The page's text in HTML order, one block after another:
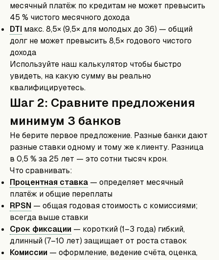
месячный платёж по кредитам не может превысить
45 % чистого месячного дохода
DTI макс. 8,5× (9,5× для молодых до 36) — общий
долг не может превысить 8,5× годового чистого
дохода
Используйте наш калькулятор чтобы быстро
увидеть, на какую сумму вы реально
квалифицируетесь.
Шаг 2: Сравните предложения
минимум 3 банков
Не берите первое предложение. Разные банки дают
разные ставки одному и тому же клиенту. Разница
в 0,5 % за 25 лет — это сотни тысяч крон.
Что сравнивать:
Процентная ставка — определяет месячный
платёж и общие переплаты
RPSN — общая годовая стоимость с комиссиями;
всегда выше ставки
Срок фиксации — короткий (1–3 года) гибкий,
длинный (7–10 лет) защищает от роста ставок
Комиссии — оформление, ведение счёта, оценка,